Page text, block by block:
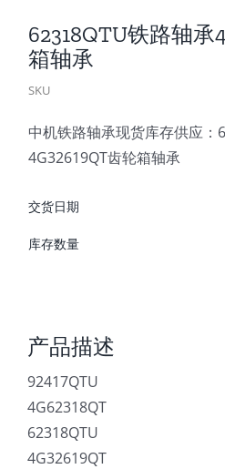
62318QTU铁路轴承
箱轴承
SKU
中机铁路轴承现货库存供应：
4G32619QT齿轮箱轴承
交货日期
库存数量
产品描述
92417QTU
4G62318QT
62318QTU
4G32619QT